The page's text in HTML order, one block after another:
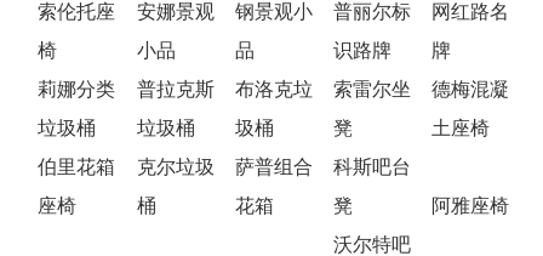
索伦托座
椅
安娜景观
小品
钢景观小
品
普丽尔标
识路牌
网红路名
牌
莉娜分类
垃圾桶
普拉克斯
垃圾桶
布洛克垃
圾桶
索雷尔坐
凳
德梅混凝
土座椅
伯里花箱
座椅
克尔垃圾
桶
萨普组合
花箱
科斯吧台
凳
阿雅座椅
沃尔特吧